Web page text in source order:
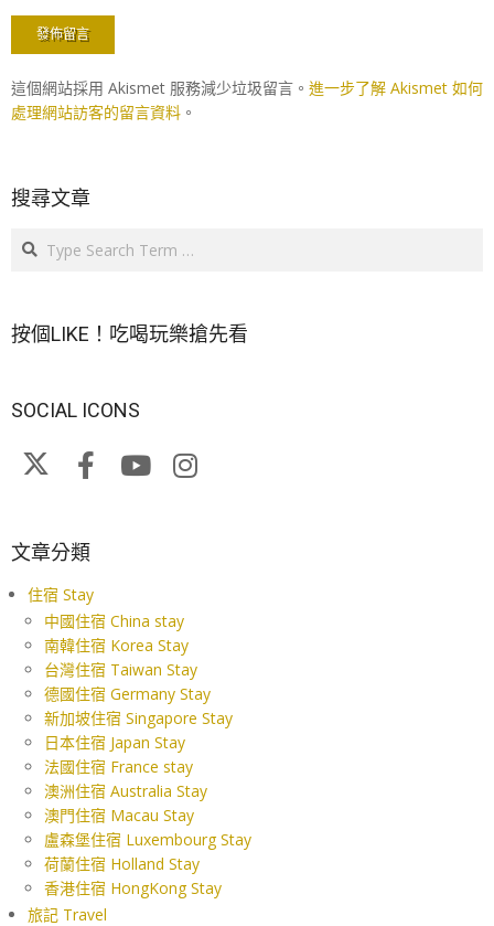
這個網站採用 Akismet 服務減少垃圾留言。 進一步了解 Akismet 如何
處理網站訪客的留言資料 。
搜尋文章
Search
按個LIKE！吃喝玩樂搶先看
SOCIAL ICONS
文章分類
住宿 Stay
中國住宿 China stay
南韓住宿 Korea Stay
台灣住宿 Taiwan Stay
德國住宿 Germany Stay
新加坡住宿 Singapore Stay
日本住宿 Japan Stay
法國住宿 France stay
澳洲住宿 Australia Stay
澳門住宿 Macau Stay
盧森堡住宿 Luxembourg Stay
荷蘭住宿 Holland Stay
香港住宿 HongKong Stay
旅記 Travel